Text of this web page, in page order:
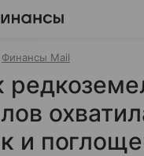
Финансы Mail
и